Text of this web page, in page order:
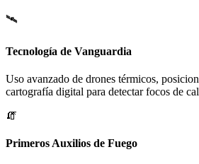
🛰️
Tecnología de Vanguardia
Uso avanzado de drones térmicos,
cartografía digital para detectar focos de
🧯
Primeros Auxilios de Fuego